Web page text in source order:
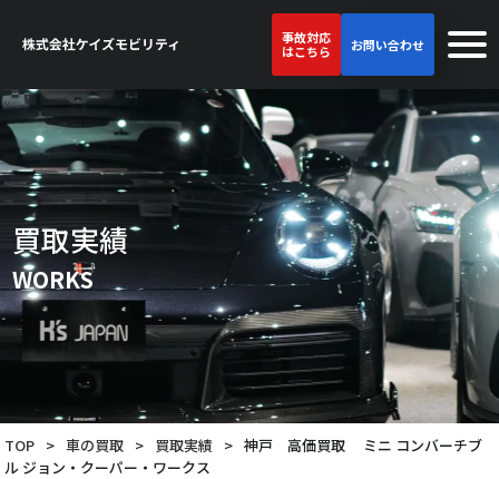
事故対応
はこちら
お問い合わせ
買取実績
WORKS
TOP > 車の買取 > 買取実績 > 神戸 高価買取 ミニ コンバーチブ
ル ジョン・クーパー・ワークス